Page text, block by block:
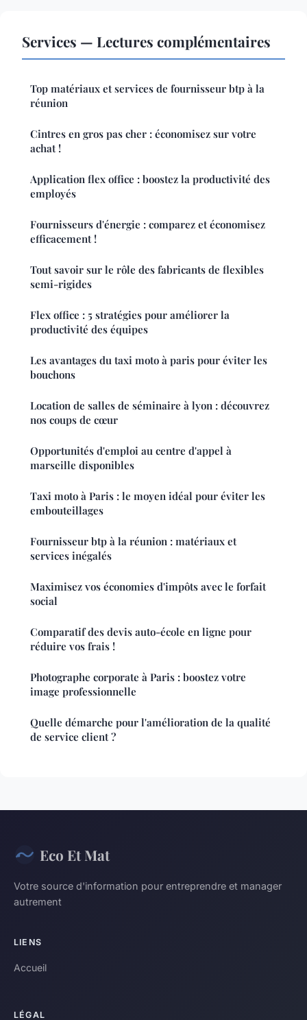
Services — Lectures complémentaires
Top matériaux et services de fournisseur btp à la
réunion
Cintres en gros pas cher : économisez sur votre
achat !
Application flex office : boostez la productivité des
employés
Fournisseurs d'énergie : comparez et économisez
efficacement !
Tout savoir sur le rôle des fabricants de flexibles
semi-rigides
Flex office : 5 stratégies pour améliorer la
productivité des équipes
Les avantages du taxi moto à paris pour éviter les
bouchons
Location de salles de séminaire à lyon : découvrez
nos coups de cœur
Opportunités d'emploi au centre d'appel à
marseille disponibles
Taxi moto à Paris : le moyen idéal pour éviter les
embouteillages
Fournisseur btp à la réunion : matériaux et
services inégalés
Maximisez vos économies d'impôts avec le forfait
social
Comparatif des devis auto-école en ligne pour
réduire vos frais !
Photographe corporate à Paris : boostez votre
image professionnelle
Quelle démarche pour l'amélioration de la qualité
de service client ?
Eco Et Mat
Votre source d'information pour entreprendre et manager
autrement
LIENS
Accueil
LÉGAL